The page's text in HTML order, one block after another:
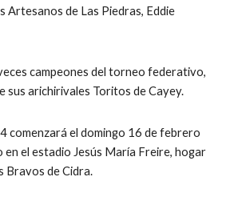
Artesanos de Las Piedras, Eddie
campeones del torneo federativo,
sus arichirivales Toritos de Cayey.
comenzará el domingo 16 de febrero
en el estadio Jesús María Freire, hogar
Bravos de Cidra.